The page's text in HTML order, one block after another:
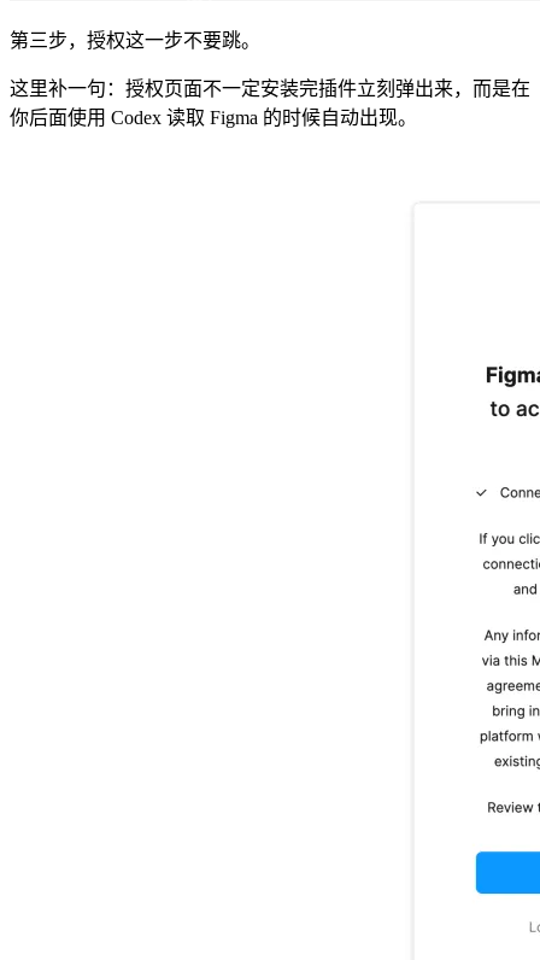
第三步，授权这一步不要跳。
这里补一句：授权页面不一定安装完插件立刻弹出来，而是在
你后面使用 Codex 读取 Figma 的时候自动出现。